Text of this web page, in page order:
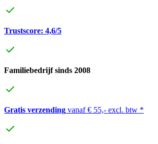
Trustscore: 4,6/5
Familiebedrijf sinds 2008
Gratis verzending vanaf € 55,- excl. btw *